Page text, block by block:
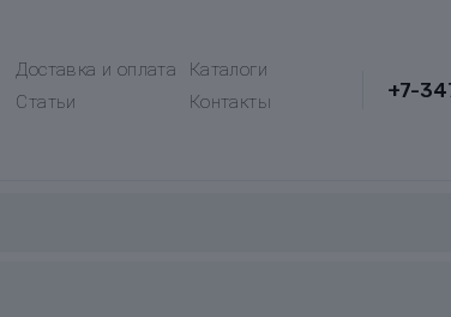
Доставка и оплата
Каталоги
Статьи Контакты
+7-